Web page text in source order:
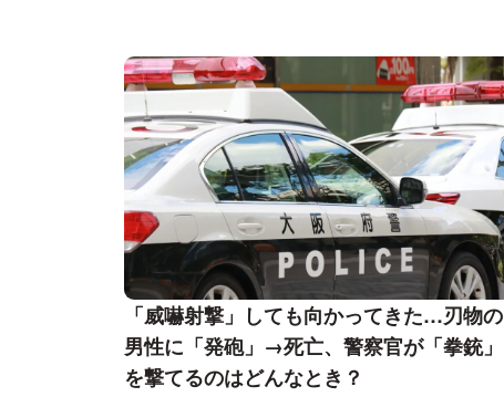
「威嚇射撃」しても向かってきた…刃物の
男性に「発砲」→死亡、警察官が「拳銃」
を撃てるのはどんなとき？